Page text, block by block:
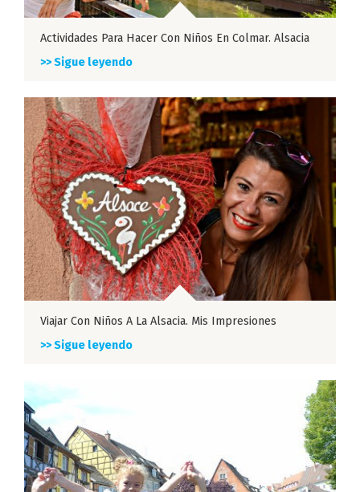
Actividades Para Hacer Con Niños En Colmar. Alsacia
>> Sigue leyendo
Viajar Con Niños A La Alsacia. Mis Impresiones
>> Sigue leyendo